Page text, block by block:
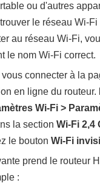
ou d'autres
le réseau Wi-
au réseau Wi-Fi,
le nom Wi-Fi correct.
connecter à la
en ligne du routeur.
Wi-Fi >
la sectionWi-Fi 2,4
le boutonWi-Fi
prend le routeur
: